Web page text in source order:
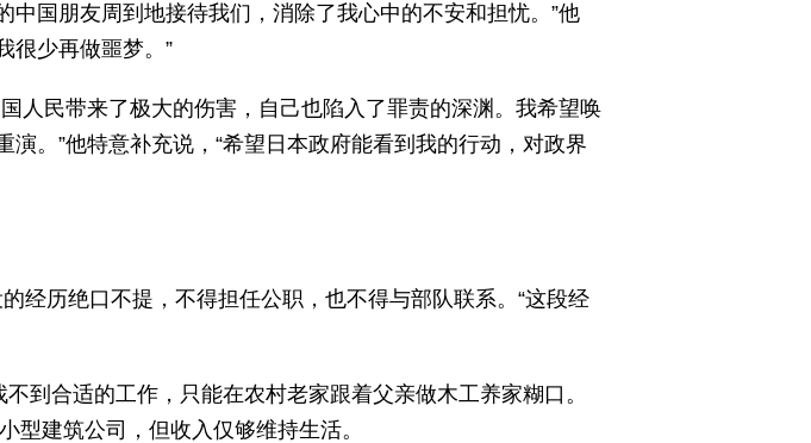
国朋友周到地接待我们，消除了我心中的不安和担忧。”他
很少再做噩梦。”
人民带来了极大的伤害，自己也陷入了罪责的深渊。我希望唤
。”他特意补充说，“希望日本政府能看到我的行动，对政界
经历绝口不提，不得担任公职，也不得与部队联系。“这段经
到合适的工作，只能在农村老家跟着父亲做木工养家糊口。
型建筑公司，但收入仅够维持生活。